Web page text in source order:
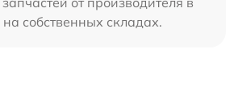
собственных складах.